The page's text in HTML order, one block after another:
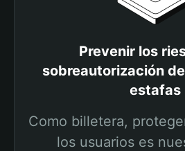
Prevenir los
sobreautorización
estafas
Como billetera,
los usuarios es